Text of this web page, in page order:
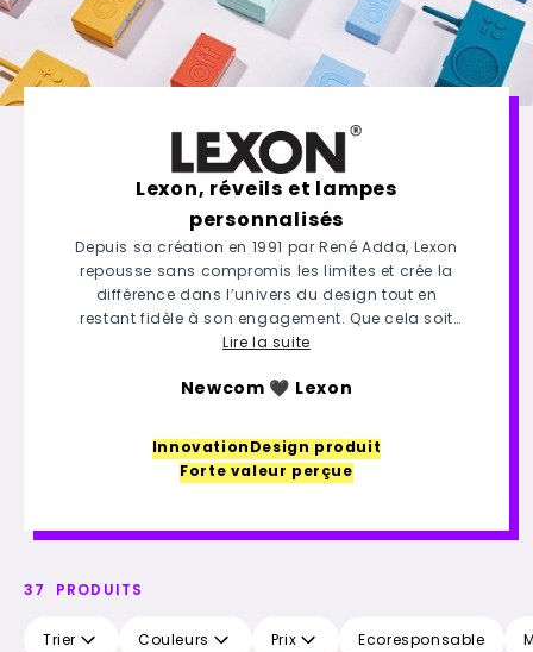
Lexon, réveils et lampes
personnalisés
Depuis sa création en 1991 par René Adda, Lexon
repousse sans compromis les limites et crée la
différence dans l’univers du design tout en
restant fidèle à son engagement. Que cela soit
dans le domaine de l'électronique, de l’audio,
loisirs, Lexon a établi un rapport privilégié avec la
d’objets !
Lire la suite
Newcom 🖤​ Lexon
InnovationDesign produit
Forte valeur perçue
37 PRODUITS
Trier Couleurs Prix Ecoresponsable